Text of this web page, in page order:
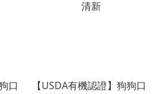
口
【USDA有機認證】狗狗口